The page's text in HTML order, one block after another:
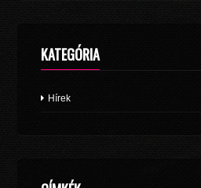
KATEGÓRIA
Hírek